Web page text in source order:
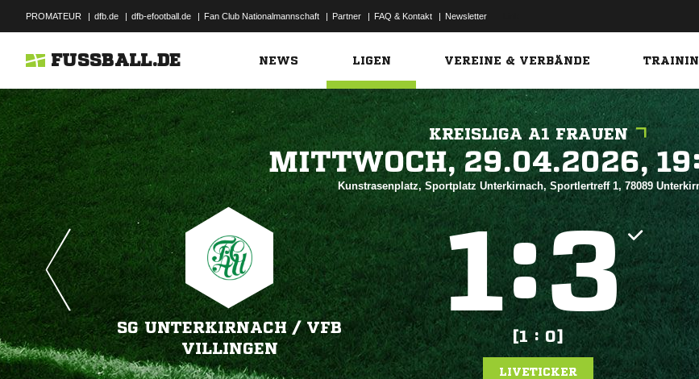
PROMATEUR | dfb.de | dfb-efootball.de | Fan Club Nationalmannschaft | Partner | FAQ & Kontakt | Newsletter
FUSSBALL.DE NEWS LIGEN VEREINE & VERBÄNDE
KREISLIGA A1 FRAUEN
 
Kunstrasenplatz, Sportplatz Unterkirnach, Sportlertreff 1, 78089
SG UNTERKIRNACH /​ VFB
VILLINGEN
:
[1 : 0]
LIVETICKER